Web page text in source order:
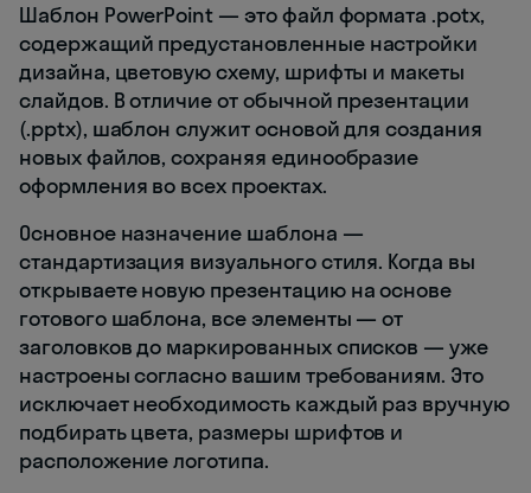
Шаблон PowerPoint — это файл формата .potx,
содержащий предустановленные настройки
дизайна, цветовую схему, шрифты и макеты
слайдов. В отличие от обычной презентации
(.pptx), шаблон служит основой для создания
новых файлов, сохраняя единообразие
оформления во всех проектах.
Основное назначение шаблона —
стандартизация визуального стиля. Когда вы
открываете новую презентацию на основе
готового шаблона, все элементы — от
заголовков до маркированных списков — уже
настроены согласно вашим требованиям. Это
исключает необходимость каждый раз вручную
подбирать цвета, размеры шрифтов и
расположение логотипа.